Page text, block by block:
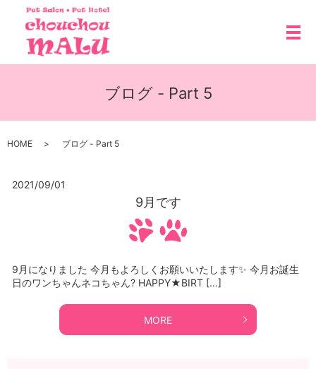
メ
ブログ - Part 5
HOME ブログ - Part 5
2021/09/01
9月です
9月になりました 今月もよろしくお願いいたします✨ 今月お誕生
日のワンちゃんネコちゃん? HAPPY★BIRT […]
MORE